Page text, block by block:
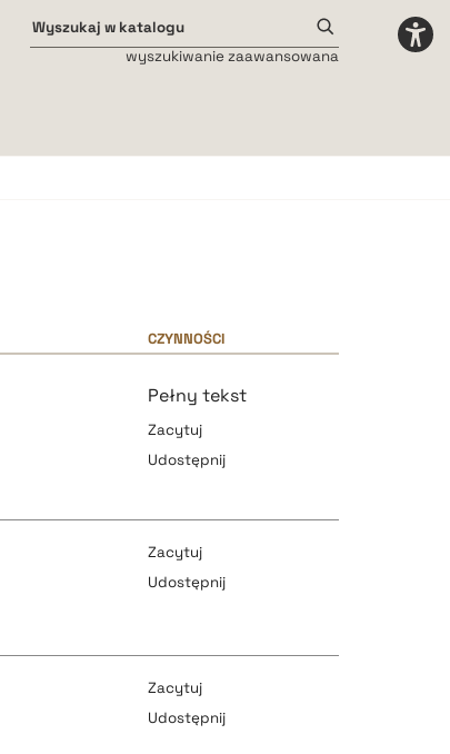
wyszukiwanie zaawansowana
CZYNNOŚCI
Pełny tekst
Zacytuj
Udostępnij
pobierz cytat
Zacytuj
Udostępnij
Zacytuj
Udostępnij